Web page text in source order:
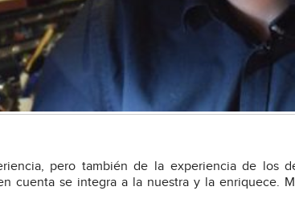
pero también de la experiencia de los
cuenta se integra a la nuestra y la enriquece.